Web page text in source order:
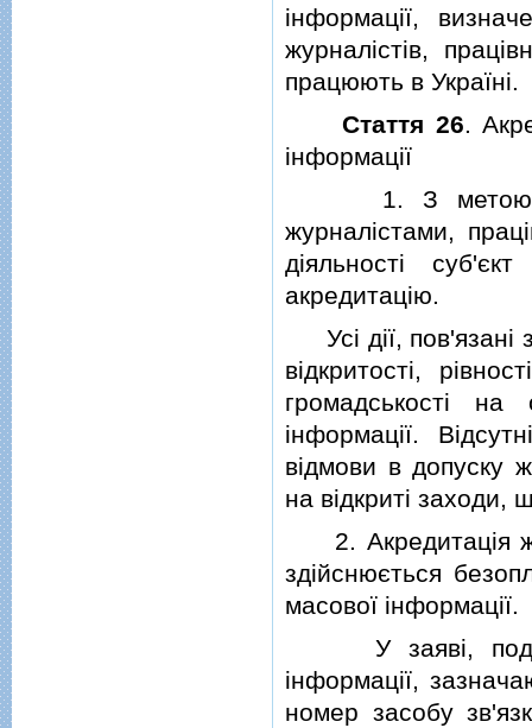
iнформацiї,
журналiстiв,
працюють в Українi.
Стаття 26.
iнформацiї
1. З метою
журналiстами,
дiяльностi
акредитацiю.
Усi дiї, пов'язанi з
вiдкритостi,
громадськостi
iнформацiї.
вiдмови в допуску
на вiдкритi заходи,
2. Акредитацiя
здiйснюється
масової iнформацiї.
У заявi, поданiй
iнформацiї,
номер засобу